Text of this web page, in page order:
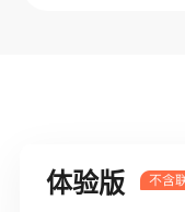
体验版